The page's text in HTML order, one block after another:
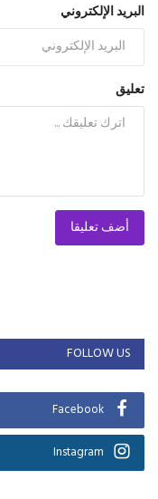
البريد الإلكتروني
تعليق
أضف تعليقا
FOLLOW US
Facebook
Instagram